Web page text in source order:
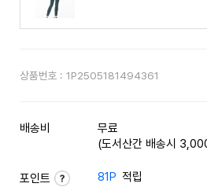
상품번호 : 1P2505181494361
배송비
무료
(도서산간 배송시
포인트 81P 적립